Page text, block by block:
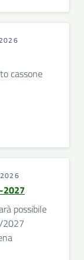
cassone
2027
possibile
2027